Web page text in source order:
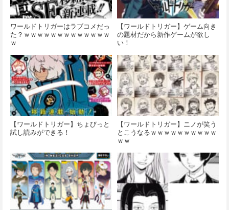
ワールドトリガーはラブコメだっ
た？ｗｗｗｗｗｗｗｗｗｗｗｗｗ
ｗ
【ワールドトリガー】ゲーム向き
の題材だから新作ゲームが欲し
い！
【ワールドトリガー】ちょびっと
試し読みができる！
【ワールドトリガー】ニノが笑う
とこうなるｗｗｗｗｗｗｗｗｗｗ
ｗｗ